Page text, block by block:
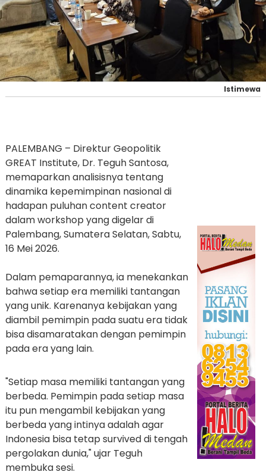
Istimewa
PALEMBANG – Direktur Geopolitik
GREAT Institute, Dr. Teguh Santosa,
memaparkan analisisnya tentang
dinamika kepemimpinan nasional di
hadapan puluhan content creator
dalam workshop yang digelar di
Palembang, Sumatera Selatan, Sabtu,
16 Mei 2026.
Dalam pemaparannya, ia menekankan
bahwa setiap era memiliki tantangan
yang unik. Karenanya kebijakan yang
diambil pemimpin pada suatu era tidak
bisa disamaratakan dengan pemimpin
pada era yang lain.
"Setiap masa memiliki tantangan yang
berbeda. Pemimpin pada setiap masa
itu pun mengambil kebijakan yang
berbeda yang intinya adalah agar
Indonesia bisa tetap survived di tengah
pergolakan dunia," ujar Teguh
membuka sesi.